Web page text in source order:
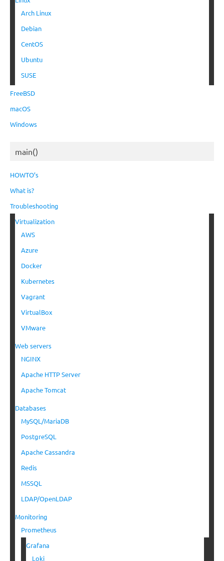
Arch Linux
Debian
CentOS
Ubuntu
SUSE
FreeBSD
macOS
Windows
main()
HOWTO’s
What is?
Troubleshooting
Virtualization
AWS
Azure
Docker
Kubernetes
Vagrant
VirtualBox
VMware
Web servers
NGINX
Apache HTTP Server
Apache Tomcat
Databases
MySQL/MariaDB
PostgreSQL
Apache Cassandra
Redis
MSSQL
LDAP/OpenLDAP
Monitoring
Prometheus
Grafana
Loki